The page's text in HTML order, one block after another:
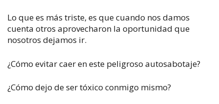
Lo que es más triste, es que cuando nos damos
cuenta otros aprovecharon la oportunidad que
nosotros dejamos ir.
¿Cómo evitar caer en este peligroso autosabotaje?
¿Cómo dejo de ser tóxico conmigo mismo?